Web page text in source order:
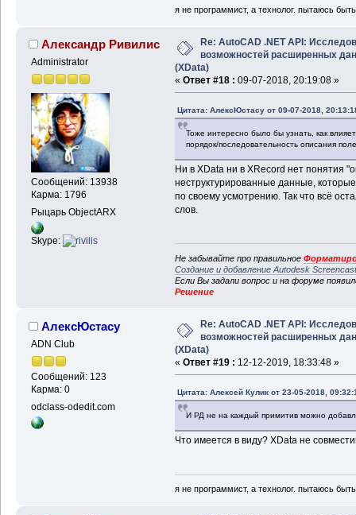
я не программист, а технолог. пытаюсь
Александр Ривилис
Administrator
Сообщений: 13938
Карма: 1796
Рыцарь ObjectARX
Skype:
Re: AutoCAD .NET API:
возможностей расширенных
(XData)
« Ответ #18 : 09-07-2018, 20:19:08 »
Цитата: АлексЮстасу от 09-07-2018,
Тоже интересно было бы узнать, как
порядок/последовательность описания
Ни в XData ни в XRecord нет понятия
неструктурированные данные,
по своему усмотрению. Так что всё
слов.
Не забывайте про правильное
Создание и добавление Autodesk
Если Вы задали вопрос и на форуме
Решение
АлексЮстасу
ADN Club
Сообщений: 123
Карма: 0
odclass-odedit.com
Re: AutoCAD .NET API:
возможностей расширенных
(XData)
« Ответ #19 : 12-12-2019, 18:33:48 »
Цитата: Алексей Кулик от 23-05-2018,
И РД не на каждый примитив можно
Что имеется в виду? XData не
я не программист, а технолог. пытаюсь